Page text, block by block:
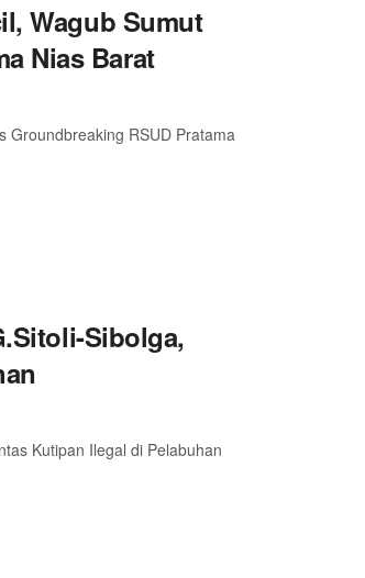
Wagub Sumut
Nias Barat
Groundbreaking RSUD Pratama
Sibolga,
Kutipan Ilegal di Pelabuhan